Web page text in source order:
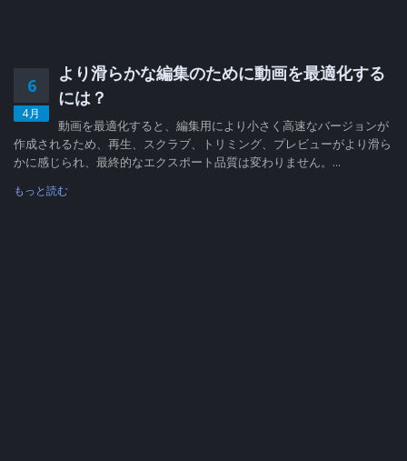
6
4月
より滑らかな編集のために動画を最適化する
には？
動画を最適化すると、編集用により小さく高速なバージョンが
作成されるため、再生、スクラブ、トリミング、プレビューがより滑ら
かに感じられ、最終的なエクスポート品質は変わりません。...
もっと読む